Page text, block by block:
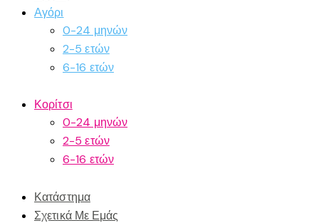
Αγόρι
0-24 μηνών
2-5 ετών
6-16 ετών
Κορίτσι
0-24 μηνών
2-5 ετών
6-16 ετών
Κατάστημα
Σχετικά Με Εμάς